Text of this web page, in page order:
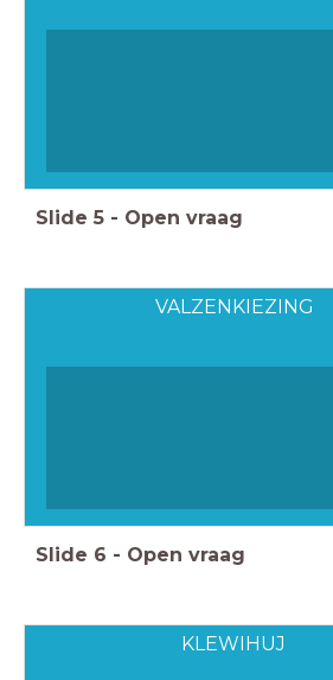
Slide 5 - Open vraag
VALZENKIEZING
Slide 6 - Open vraag
KLEWIHUJ